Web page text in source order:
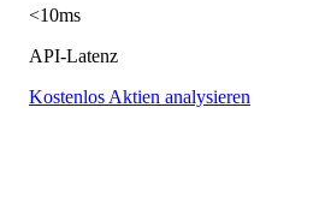
<10ms
API-Latenz
Kostenlos Aktien analysieren